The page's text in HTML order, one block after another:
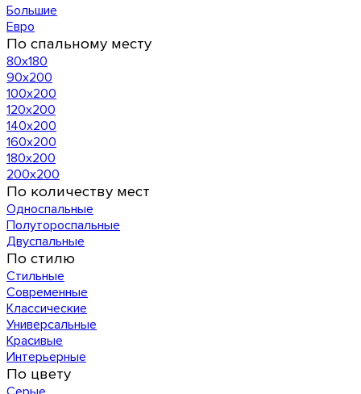
Большие
Евро
По спальному месту
80х180
90х200
100х200
120x200
140х200
160х200
180х200
200х200
По количеству мест
Односпальные
Полутороспальные
Двуспальные
По стилю
Стильные
Современные
Классические
Универсальные
Красивые
Интерьерные
По цвету